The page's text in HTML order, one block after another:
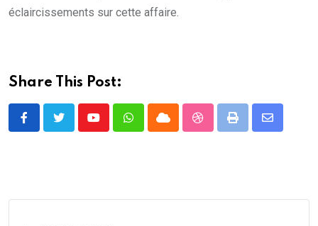
éclaircissements sur cette affaire.
Share This Post:
YoutubeWhatsappCloud StumbleUpon
Print
Share